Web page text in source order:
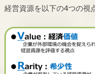
経営資源を以下の4つの視